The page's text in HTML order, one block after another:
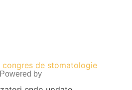
Powered by